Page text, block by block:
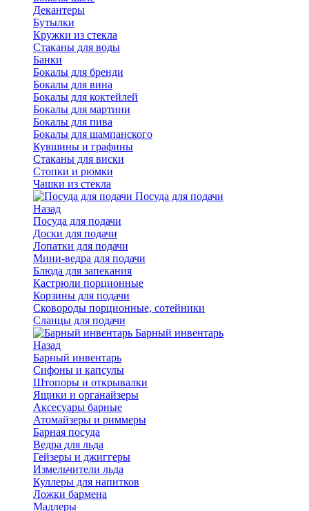
Декантеры
Бутылки
Кружки из стекла
Стаканы для воды
Банки
Бокалы для бренди
Бокалы для вина
Бокалы для коктейлей
Бокалы для мартини
Бокалы для пива
Бокалы для шампанского
Кувшины и графины
Стаканы для виски
Стопки и рюмки
Чашки из стекла
Посуда для подачи
Назад
Посуда для подачи
Доски для подачи
Лопатки для подачи
Мини-ведра для подачи
Блюда для запекания
Кастрюли порционные
Корзины для подачи
Сковороды порционные, сотейники
Сланцы для подачи
Барный инвентарь
Назад
Барный инвентарь
Сифоны и капсулы
Штопоры и открывалки
Ящики и органайзеры
Аксесуары барные
Атомайзеры и риммеры
Барная посуда
Ведра для льда
Гейзеры и джиггеры
Измельчители льда
Куллеры для напитков
Ложки бармена
Мадлеры